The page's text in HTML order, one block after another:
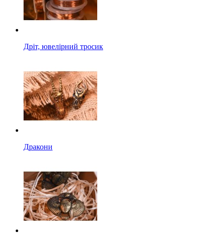
Дріт, ювелірний тросик
Дракони